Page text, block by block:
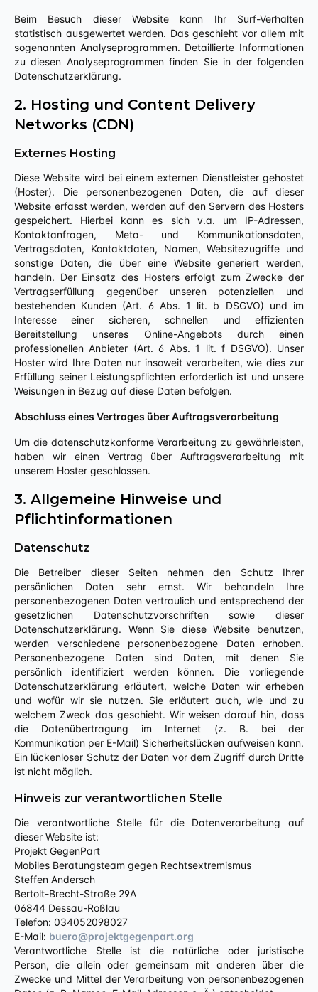
Beim Besuch dieser Website kann Ihr Surf-Verhalten
statistisch ausgewertet werden. Das geschieht vor allem mit
sogenannten Analyseprogrammen. Detaillierte Informationen
zu diesen Analyseprogrammen finden Sie in der folgenden
Datenschutzerklärung.
2. Hosting und Content Delivery
Networks (CDN)
Externes Hosting
Diese Website wird bei einem externen Dienstleister gehostet
(Hoster). Die personenbezogenen Daten, die auf dieser
Website erfasst werden, werden auf den Servern des Hosters
gespeichert. Hierbei kann es sich v.a. um IP-Adressen,
Kontaktanfragen, Meta- und Kommunikationsdaten,
Vertragsdaten, Kontaktdaten, Namen, Websitezugriffe und
sonstige Daten, die über eine Website generiert werden,
handeln. Der Einsatz des Hosters erfolgt zum Zwecke der
Vertragserfüllung gegenüber unseren potenziellen und
bestehenden Kunden (Art. 6 Abs. 1 lit. b DSGVO) und im
Interesse einer sicheren, schnellen und effizienten
Bereitstellung unseres Online-Angebots durch einen
professionellen Anbieter (Art. 6 Abs. 1 lit. f DSGVO). Unser
Hoster wird Ihre Daten nur insoweit verarbeiten, wie dies zur
Erfüllung seiner Leistungspflichten erforderlich ist und unsere
Weisungen in Bezug auf diese Daten befolgen.
Abschluss eines Vertrages über Auftragsverarbeitung
Um die datenschutzkonforme Verarbeitung zu gewährleisten,
haben wir einen Vertrag über Auftragsverarbeitung mit
unserem Hoster geschlossen.
3. Allgemeine Hinweise und
Pflichtinformationen
Datenschutz
Die Betreiber dieser Seiten nehmen den Schutz Ihrer
persönlichen Daten sehr ernst. Wir behandeln Ihre
personenbezogenen Daten vertraulich und entsprechend der
gesetzlichen Datenschutzvorschriften sowie dieser
Datenschutzerklärung. Wenn Sie diese Website benutzen,
werden verschiedene personenbezogene Daten erhoben.
Personenbezogene Daten sind Daten, mit denen Sie
persönlich identifiziert werden können. Die vorliegende
Datenschutzerklärung erläutert, welche Daten wir erheben
und wofür wir sie nutzen. Sie erläutert auch, wie und zu
welchem Zweck das geschieht. Wir weisen darauf hin, dass
die Datenübertragung im Internet (z. B. bei der
Kommunikation per E-Mail) Sicherheitslücken aufweisen kann.
Ein lückenloser Schutz der Daten vor dem Zugriff durch Dritte
ist nicht möglich.
Hinweis zur verantwortlichen Stelle
Die verantwortliche Stelle für die Datenverarbeitung auf
dieser Website ist:
Projekt GegenPart
Mobiles Beratungsteam gegen Rechtsextremismus
Steffen Andersch
Bertolt-Brecht-Straße 29A
06844 Dessau-Roßlau
Telefon: 034052098027
E-Mail: buero@projektgegenpart.org
Verantwortliche Stelle ist die natürliche oder juristische
Person, die allein oder gemeinsam mit anderen über die
Zwecke und Mittel der Verarbeitung von personenbezogenen